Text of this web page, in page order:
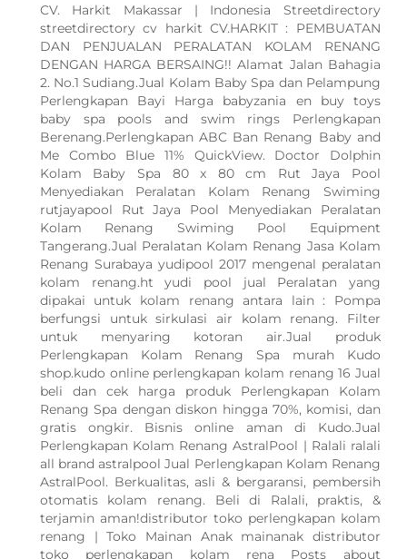
CV. Harkit Makassar | Indonesia Streetdirectory
streetdirectory cv harkit CV.HARKIT : PEMBUATAN
DAN PENJUALAN PERALATAN KOLAM RENANG
DENGAN HARGA BERSAING!! Alamat Jalan Bahagia
2. No.1 Sudiang.Jual Kolam Baby Spa dan Pelampung
Perlengkapan Bayi Harga babyzania en buy toys
baby spa pools and swim rings Perlengkapan
Berenang.Perlengkapan ABC Ban Renang Baby and
Me Combo Blue 11% QuickView. Doctor Dolphin
Kolam Baby Spa 80 x 80 cm Rut Jaya Pool
Menyediakan Peralatan Kolam Renang Swiming
rutjayapool Rut Jaya Pool Menyediakan Peralatan
Kolam Renang Swiming Pool Equipment
Tangerang.Jual Peralatan Kolam Renang Jasa Kolam
Renang Surabaya yudipool 2017 mengenal peralatan
kolam renang.ht yudi pool jual Peralatan yang
dipakai untuk kolam renang antara lain : Pompa
berfungsi untuk sirkulasi air kolam renang. Filter
untuk menyaring kotoran air.Jual produk
Perlengkapan Kolam Renang Spa murah Kudo
shop.kudo online perlengkapan kolam renang 16 Jual
beli dan cek harga produk Perlengkapan Kolam
Renang Spa dengan diskon hingga 70%, komisi, dan
gratis ongkir. Bisnis online aman di Kudo.Jual
Perlengkapan Kolam Renang AstralPool | Ralali ralali
all brand astralpool Jual Perlengkapan Kolam Renang
AstralPool. Berkualitas, asli & bergaransi, pembersih
otomatis kolam renang. Beli di Ralali, praktis, &
terjamin aman!distributor toko perlengkapan kolam
renang | Toko Mainan Anak mainanak distributor
toko perlengkapan kolam rena Posts about